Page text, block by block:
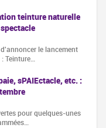
teinture naturelle
d'annoncer le lancement
sPAIEctacle, etc. :
pour quelques-unes